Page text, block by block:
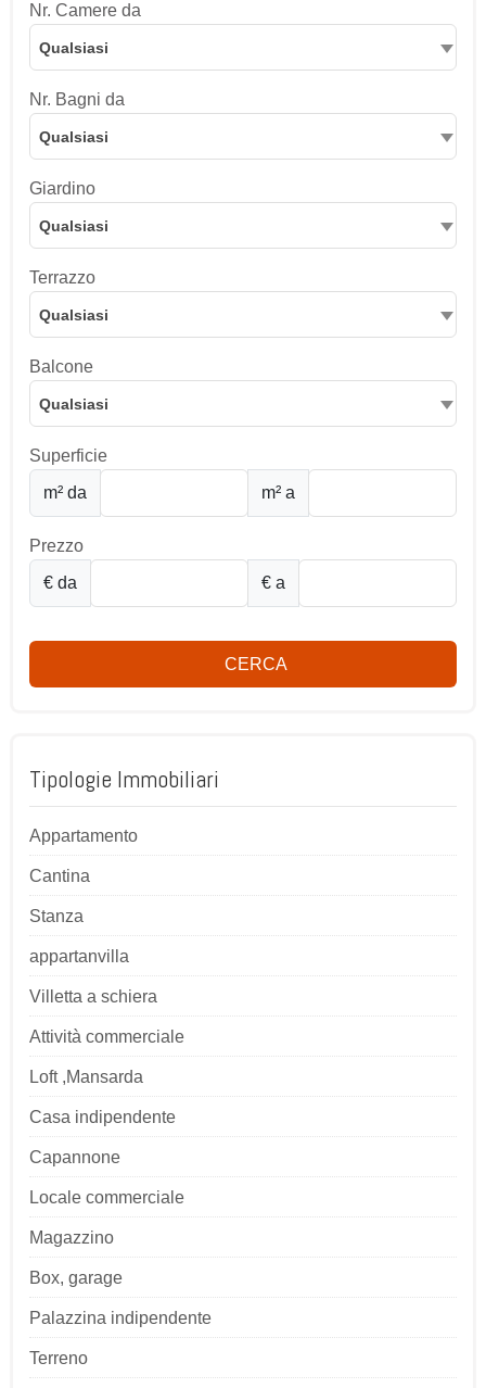
Nr. Camere da
Qualsiasi
Nr. Bagni da
Qualsiasi
Giardino
Qualsiasi
Terrazzo
Qualsiasi
Balcone
Qualsiasi
Superficie
m² da
m² a
Prezzo
€ da
€ a
CERCA
Tipologie Immobiliari
Appartamento
Cantina
Stanza
appartanvilla
Villetta a schiera
Attività commerciale
Loft ,Mansarda
Casa indipendente
Capannone
Locale commerciale
Magazzino
Box, garage
Palazzina indipendente
Terreno